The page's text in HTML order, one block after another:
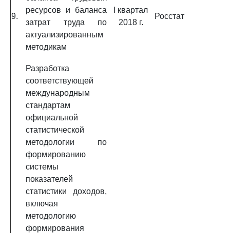
9.
ресурсов и баланса
затрат труда по
актуализированным
методикам
I квартал
2018 г.
Росстат
Разработка
соответствующей
международным
стандартам
официальной
статистической
методологии по
формированию
системы
показателей
статистики доходов,
включая
методологию
формирования